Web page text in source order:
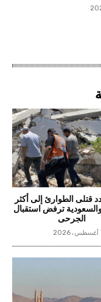
قتلى الطوارئ إلى أكثر
400 والسعودية ترفض استقبال
الجرحى